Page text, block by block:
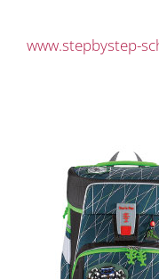
www.stepbystep-